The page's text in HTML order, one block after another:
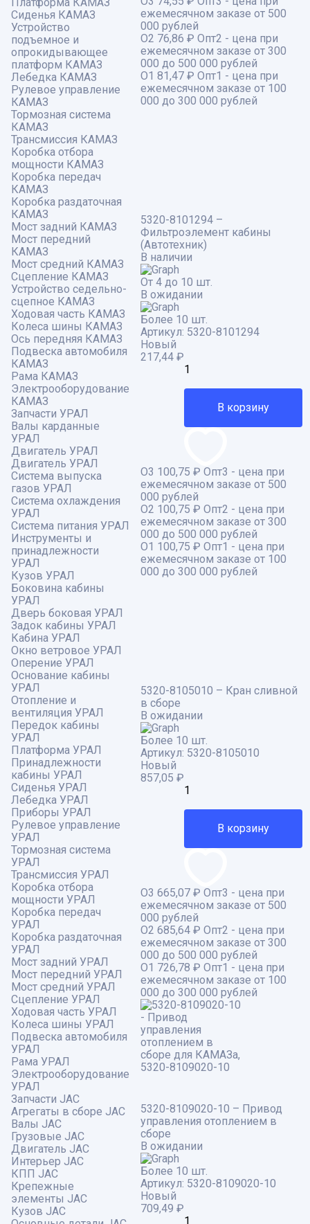
Сиденья КАМАЗ
Устройство
подъемное и
опрокидывающее
платформ КАМАЗ
Лебедка КАМАЗ
Рулевое управление
КАМАЗ
Тормозная система
КАМАЗ
Трансмиссия КАМАЗ
Коробка отбора
мощности КАМАЗ
Коробка передач
КАМАЗ
Коробка раздаточная
КАМАЗ
Мост задний КАМАЗ
Мост передний
КАМАЗ
Мост средний КАМАЗ
Сцепление КАМАЗ
Устройство седельно-
сцепное КАМАЗ
Ходовая часть КАМАЗ
Колеса шины КАМАЗ
Ось передняя КАМАЗ
Подвеска автомобиля
КАМАЗ
Рама КАМАЗ
Электрооборудование
КАМАЗ
Запчасти УРАЛ
Валы карданные
УРАЛ
Двигатель УРАЛ
Двигатель УРАЛ
Система выпуска
газов УРАЛ
Система охлаждения
УРАЛ
Система питания УРАЛ
Инструменты и
принадлежности
УРАЛ
Кузов УРАЛ
Боковина кабины
УРАЛ
Дверь боковая УРАЛ
Задок кабины УРАЛ
Кабина УРАЛ
Окно ветровое УРАЛ
Оперение УРАЛ
Основание кабины
УРАЛ
Отопление и
вентиляция УРАЛ
Передок кабины
УРАЛ
Платформа УРАЛ
Принадлежности
кабины УРАЛ
Сиденья УРАЛ
Лебедка УРАЛ
Приборы УРАЛ
Рулевое управление
УРАЛ
Тормозная система
УРАЛ
Трансмиссия УРАЛ
Коробка отбора
мощности УРАЛ
Коробка передач
УРАЛ
Коробка раздаточная
УРАЛ
Мост задний УРАЛ
Мост передний УРАЛ
Мост средний УРАЛ
Сцепление УРАЛ
Ходовая часть УРАЛ
Колеса шины УРАЛ
Подвеска автомобиля
УРАЛ
Рама УРАЛ
Электрооборудование
УРАЛ
Запчасти JAC
Агрегаты в сборе JAC
Валы JAC
Грузовые JAC
Двигатель JAC
Интерьер JAC
КПП JAC
Крепежные
элементы JAC
Кузов JAC
ежемесячном заказе от 500
000 рублей
О2 76,86 ₽ Опт2 - цена при
ежемесячном заказе от 300
000 до 500 000 рублей
О1 81,47 ₽ Опт1 - цена при
ежемесячном заказе от 100
000 до 300 000 рублей
5320-8101294 –
Фильтроэлемент кабины
(Автотехник)
В наличии
От 4 до 10 шт.
В ожидании
Более 10 шт.
Артикул: 5320-8101294
Новый
217,44 ₽
В корзину
О3 100,75 ₽ Опт3 - цена при
ежемесячном заказе от 500
000 рублей
О2 100,75 ₽ Опт2 - цена при
ежемесячном заказе от 300
000 до 500 000 рублей
О1 100,75 ₽ Опт1 - цена при
ежемесячном заказе от 100
000 до 300 000 рублей
5320-8105010 – Кран сливной
в сборе
В ожидании
Более 10 шт.
Артикул: 5320-8105010
Новый
857,05 ₽
В корзину
О3 665,07 ₽ Опт3 - цена при
ежемесячном заказе от 500
000 рублей
О2 685,64 ₽ Опт2 - цена при
ежемесячном заказе от 300
000 до 500 000 рублей
О1 726,78 ₽ Опт1 - цена при
ежемесячном заказе от 100
000 до 300 000 рублей
5320-8109020-10 – Привод
управления отоплением в
сборе
В ожидании
Более 10 шт.
Артикул: 5320-8109020-10
Новый
709,49 ₽